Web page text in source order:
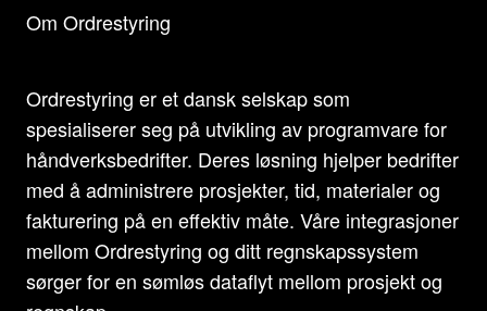
Om Ordrestyring
Ordrestyring er et dansk selskap som
spesialiserer seg på utvikling av programvare for
håndverksbedrifter. Deres løsning hjelper bedrifter
med å administrere prosjekter, tid, materialer og
fakturering på en effektiv måte. Våre integrasjoner
mellom Ordrestyring og ditt regnskapssystem
sørger for en sømløs dataflyt mellom prosjekt og